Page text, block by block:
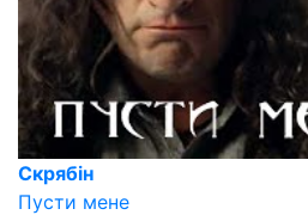
Скрябін
Пусти мене